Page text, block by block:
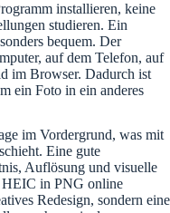
installieren, keine
studieren. Ein
bequem. Der
auf dem Telefon, auf
im Browser. Dadurch ist
ein Foto in ein anderes
im Vordergrund, was mit
Eine gute
Auflösung und visuelle
HEIC in PNG online
Redesign, sondern eine